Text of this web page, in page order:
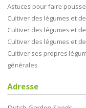
Astuces pour faire
Cultiver des légumes et
Cultiver des légumes et
Cultiver des légumes et
Cultiver ses propres
générales
Adresse